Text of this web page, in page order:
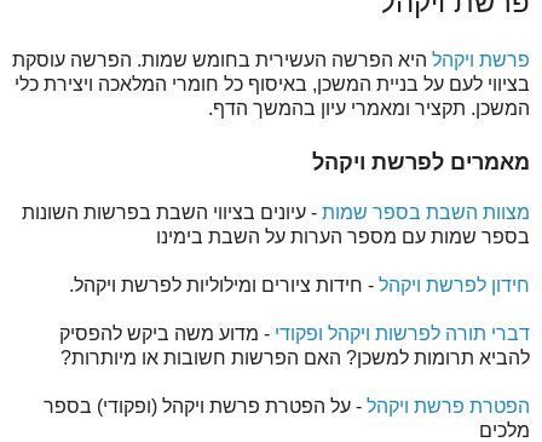
פרשת ויקהל היא הפרשה העשירית בחומש שמות. הפרשה עוסקת
בציווי לעם על בניית המשכן, באיסוף כל חומרי המלאכה ויצירת כלי
המשכן. תקציר ומאמרי עיון בהמשך הדף.
מאמרים לפרשת ויקהל
מצוות השבת בספר שמות - עיונים בציווי השבת בפרשות השונות
בספר שמות עם מספר הערות על השבת בימינו
חידון לפרשת ויקהל - חידות ציורים ומילוליות לפרשת ויקהל.
דברי תורה לפרשות ויקהל ופקודי - מדוע משה ביקש להפסיק
להביא תרומות למשכן? האם הפרשות חשובות או מיותרות?
הפטרת פרשת ויקהל - על הפטרת פרשת ויקהל (ופקודי) בספר
מלכים